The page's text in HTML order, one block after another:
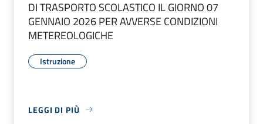
DI TRASPORTO SCOLASTICO IL GIORNO 07
GENNAIO 2026 PER AVVERSE CONDIZIONI
METEREOLOGICHE
Istruzione
LEGGI DI PIÙ